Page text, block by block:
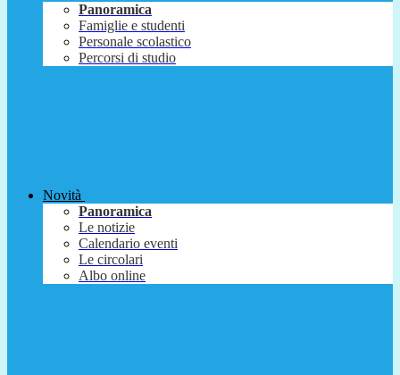
Panoramica
Famiglie e studenti
Personale scolastico
Percorsi di studio
Novità
Panoramica
Le notizie
Calendario eventi
Le circolari
Albo online